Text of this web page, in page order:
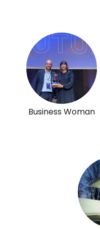
Business Woman